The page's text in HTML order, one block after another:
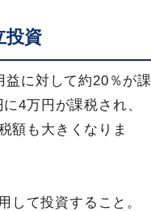
投資
に対して約20％が課
4万円が課税され、
額も大きくなりま
して投資すること。